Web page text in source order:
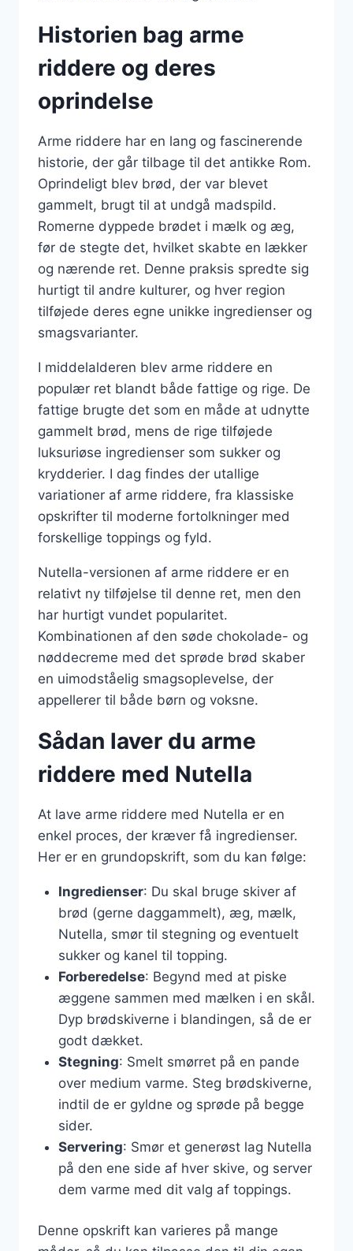
Historien bag arme
riddere og deres
oprindelse
Arme riddere har en lang og fascinerende
historie, der går tilbage til det antikke Rom.
Oprindeligt blev brød, der var blevet
gammelt, brugt til at undgå madspild.
Romerne dyppede brødet i mælk og æg,
før de stegte det, hvilket skabte en lækker
og nærende ret. Denne praksis spredte sig
hurtigt til andre kulturer, og hver region
tilføjede deres egne unikke ingredienser og
smagsvarianter.
I middelalderen blev arme riddere en
populær ret blandt både fattige og rige. De
fattige brugte det som en måde at udnytte
gammelt brød, mens de rige tilføjede
luksuriøse ingredienser som sukker og
krydderier. I dag findes der utallige
variationer af arme riddere, fra klassiske
opskrifter til moderne fortolkninger med
forskellige toppings og fyld.
Nutella-versionen af arme riddere er en
relativt ny tilføjelse til denne ret, men den
har hurtigt vundet popularitet.
Kombinationen af den søde chokolade- og
nøddecreme med det sprøde brød skaber
en uimodståelig smagsoplevelse, der
appellerer til både børn og voksne.
Sådan laver du arme
riddere med Nutella
At lave arme riddere med Nutella er en
enkel proces, der kræver få ingredienser.
Her er en grundopskrift, som du kan følge:
Ingredienser: Du skal bruge skiver af
brød (gerne daggammelt), æg, mælk,
Nutella, smør til stegning og eventuelt
sukker og kanel til topping.
Forberedelse: Begynd med at piske
æggene sammen med mælken i en skål.
Dyp brødskiverne i blandingen, så de er
godt dækket.
Stegning: Smelt smørret på en pande
over medium varme. Steg brødskiverne,
indtil de er gyldne og sprøde på begge
sider.
Servering: Smør et generøst lag Nutella
på den ene side af hver skive, og server
dem varme med dit valg af toppings.
Denne opskrift kan varieres på mange